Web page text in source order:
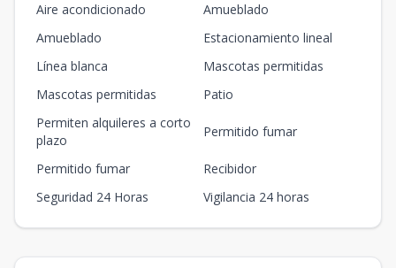
Aire acondicionado
Amueblado
Amueblado
Estacionamiento lineal
Línea blanca
Mascotas permitidas
Mascotas permitidas
Patio
Permiten alquileres a corto
plazo
Permitido fumar
Permitido fumar
Recibidor
Seguridad 24 Horas
Vigilancia 24 horas